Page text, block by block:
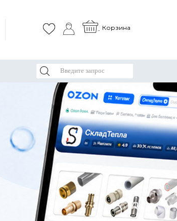
Корзина